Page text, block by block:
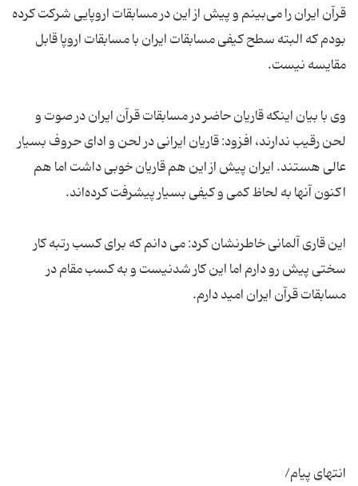
قرآن ایران را می‌بینم و پیش از این در مسابقات اروپایی شرکت کرده
بودم که البته سطح کیفی مسابقات ایران با مسابقات اروپا قابل
وی با بیان اینکه قاریان حاضر در مسابقات قرآن ایران در صوت و
لحن رقیب ندارند، افزود: قاریان ایرانی در لحن و ادای حروف بسیار
عالی هستند. ایران پیش از این هم قاریان خوبی داشت اما هم
این قاری آلمانی خاطرنشان کرد: می دانم که برای کسب رتبه کار
سختی پیش رو دارم اما این کار شدنیست و به کسب مقام در